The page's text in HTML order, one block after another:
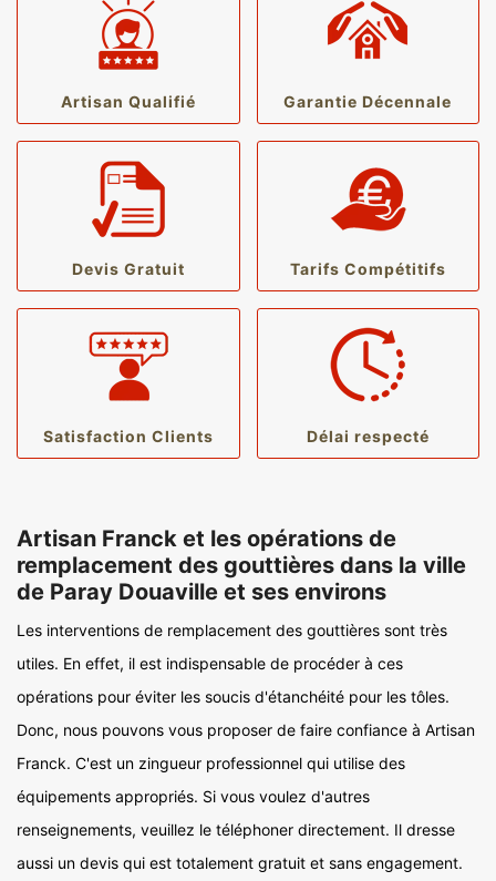
Artisan Qualifié Garantie Décennale
Devis Gratuit Tarifs Compétitifs
Satisfaction Clients Délai respecté
Artisan Franck et les opérations de
remplacement des gouttières dans la ville
de Paray Douaville et ses environs
Les interventions de remplacement des gouttières sont très
utiles. En effet, il est indispensable de procéder à ces
opérations pour éviter les soucis d'étanchéité pour les tôles.
Donc, nous pouvons vous proposer de faire confiance à Artisan
Franck. C'est un zingueur professionnel qui utilise des
équipements appropriés. Si vous voulez d'autres
renseignements, veuillez le téléphoner directement. Il dresse
aussi un devis qui est totalement gratuit et sans engagement.